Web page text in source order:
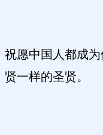
祝愿中国人都成
贤一样的圣贤。